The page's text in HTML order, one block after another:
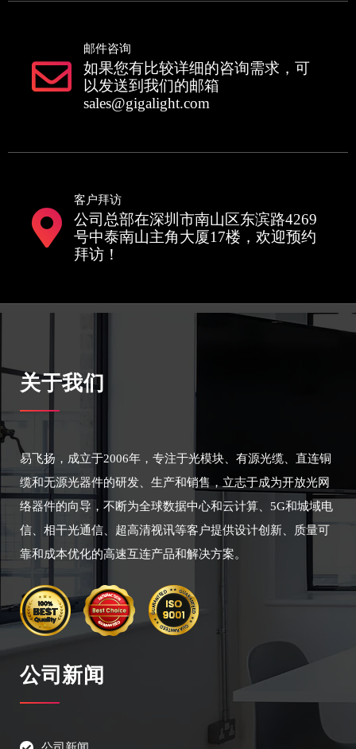
邮件咨询
如果您有比较详细的咨询需求，可
以发送到我们的邮箱
sales@gigalight.com
客户拜访
公司总部在深圳市南山区东滨路4269
号中泰南山主角大厦17楼，欢迎预约
拜访！
关于我们
易飞扬，成立于2006年，专注于光模块、有源光缆、直连铜
缆和无源光器件的研发、生产和销售，立志于成为开放光网
络器件的向导，不断为全球数据中心和云计算、5G和城域电
信、相干光通信、超高清视讯等客户提供设计创新、质量可
靠和成本优化的高速互连产品和解决方案。
公司新闻